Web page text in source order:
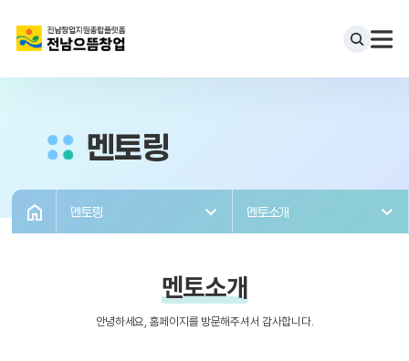
멘토링
멘토링 멘토소개
멘토소개
안녕하세요, 홈페이지를 방문해주셔서 감사합니다.